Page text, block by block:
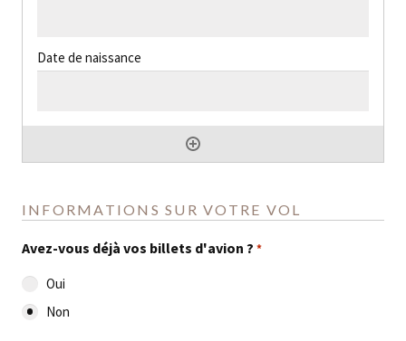
INFORMATIONS SUR VOTRE VOL
Avez-vous déjà vos billets d'avion ? *
Oui
Non